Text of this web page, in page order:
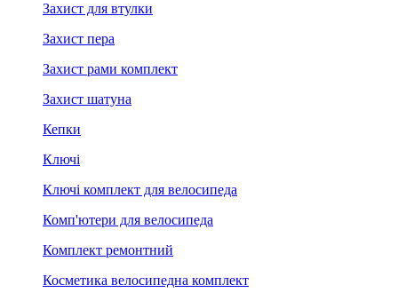
Захист для втулки
Захист пера
Захист рами комплект
Захист шатуна
Кепки
Ключі
Ключі комплект для велосипеда
Комп'ютери для велосипеда
Комплект ремонтний
Косметика велосипедна комплект